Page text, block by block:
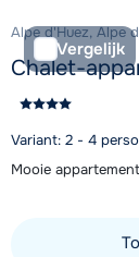
Vergelijk
Alpe d'Huez, Alpe
Chalet-
Variant: 2 - 4
Mooie